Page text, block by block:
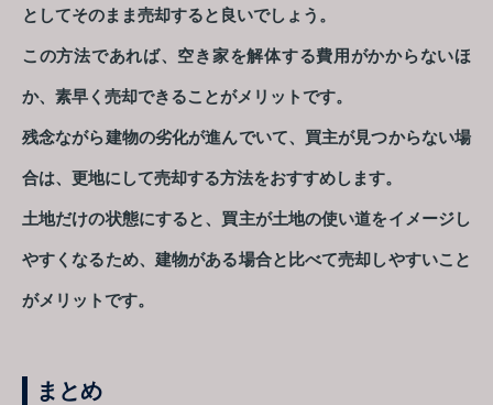
としてそのまま売却すると良いでしょう。
この方法であれば、空き家を解体する費用がかからないほ
か、素早く売却できることがメリットです。
残念ながら建物の劣化が進んでいて、買主が見つからない場
合は、更地にして売却する方法をおすすめします。
土地だけの状態にすると、買主が土地の使い道をイメージし
やすくなるため、建物がある場合と比べて売却しやすいこと
がメリットです。
まとめ